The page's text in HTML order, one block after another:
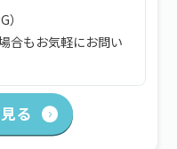
合もお気軽にお問い
る